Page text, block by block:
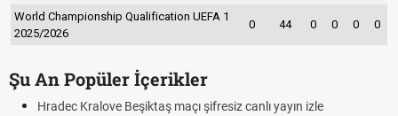
World Championship Qualification UEFA 1
2025/2026
0 44 0 0 0 0
Şu An Popüler İçerikler
Kralove Beşiktaş maçı şifresiz canlı yayın izle